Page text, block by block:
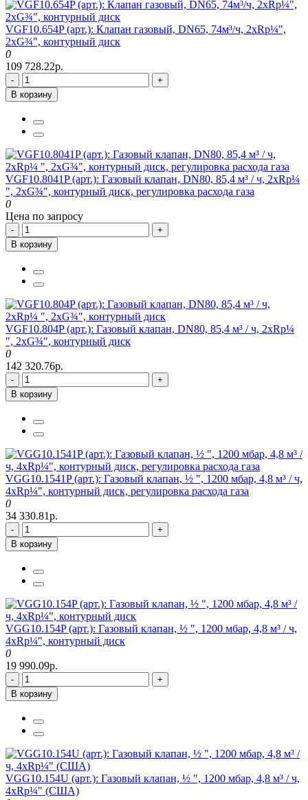
VGF10.654P (арт.): Клапан газовый, DN65, 74м³/ч, 2xRp¼",
2xG¾", контурный диск
0
109 728.22р.
-
+
В корзину
VGF10.8041P (арт.): Газовый клапан, DN80, 85,4 м³ / ч, 2xRp¼
", 2xG¾", контурный диск, регулировка расхода газа
0
Цена по запросу
-
+
В корзину
VGF10.804P (арт.): Газовый клапан, DN80, 85,4 м³ / ч, 2xRp¼
", 2xG¾", контурный диск
0
142 320.76р.
-
+
В корзину
VGG10.1541P (арт.): Газовый клапан, ½ ", 1200 мбар, 4,8 м³ / ч,
4xRp¼", контурный диск, регулировка расхода газа
0
34 330.81р.
-
+
В корзину
VGG10.154P (арт.): Газовый клапан, ½ ", 1200 мбар, 4,8 м³ / ч,
4xRp¼", контурный диск
0
19 990.09р.
-
+
В корзину
VGG10.154U (арт.): Газовый клапан, ½ ", 1200 мбар, 4,8 м³ / ч,
4xRp¼" (США)